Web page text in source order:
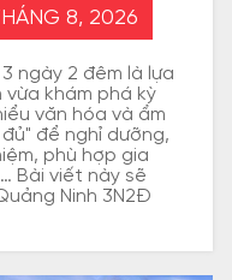
8, 2026
ngày 2 đêm là lựa
khám phá kỳ
văn hóa và ẩm
để nghỉ dưỡng,
phù hợp gia
Bài viết này sẽ
Ninh 3N2Đ